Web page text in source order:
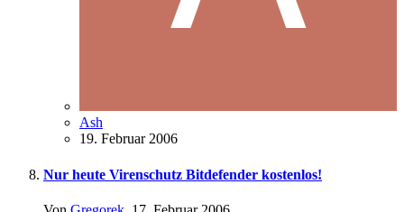
Ash
19. Februar 2006
Nur heute Virenschutz Bitdefender kostenlos!